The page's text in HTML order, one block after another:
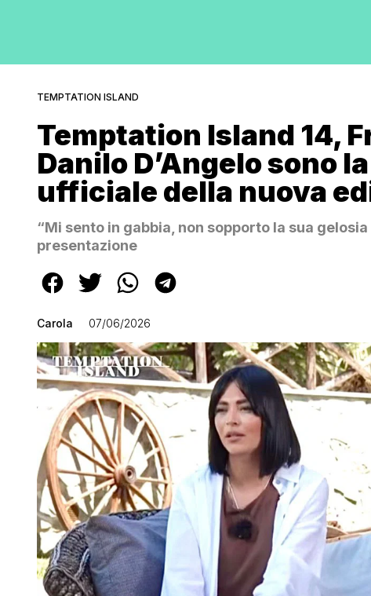
TEMPTATION ISLAND
Temptation Island 14,
Danilo D’Angelo sono
ufficiale della nuova
“Mi sento in gabbia, non sopporto la sua
presentazione
Carola 07/06/2026